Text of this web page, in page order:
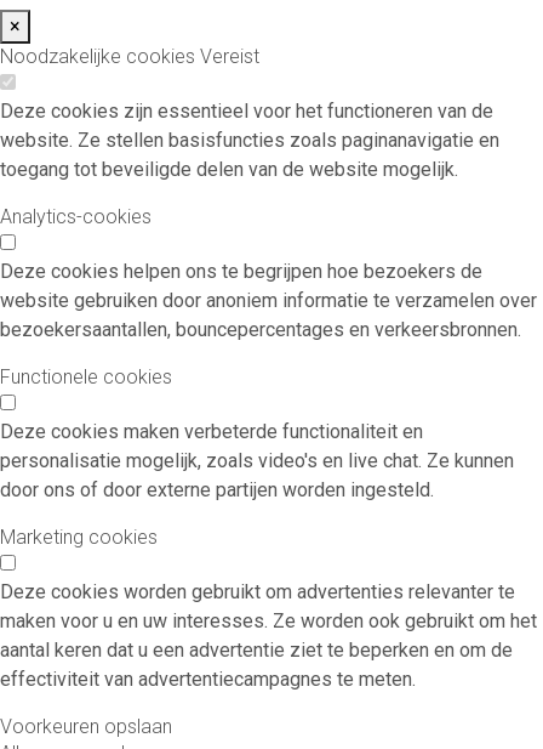
×
Noodzakelijke cookies Vereist
Deze cookies zijn essentieel voor het functioneren van de
website. Ze stellen basisfuncties zoals paginanavigatie en
toegang tot beveiligde delen van de website mogelijk.
Analytics-cookies
Deze cookies helpen ons te begrijpen hoe bezoekers de
website gebruiken door anoniem informatie te verzamelen over
bezoekersaantallen, bouncepercentages en verkeersbronnen.
Functionele cookies
Deze cookies maken verbeterde functionaliteit en
personalisatie mogelijk, zoals video's en live chat. Ze kunnen
door ons of door externe partijen worden ingesteld.
Marketing cookies
Deze cookies worden gebruikt om advertenties relevanter te
maken voor u en uw interesses. Ze worden ook gebruikt om het
aantal keren dat u een advertentie ziet te beperken en om de
effectiviteit van advertentiecampagnes te meten.
Voorkeuren opslaan